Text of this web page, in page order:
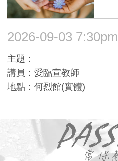
2026-09-03 7:30pm
主題：
講員：愛臨宣教師
地點：何烈館(實體)